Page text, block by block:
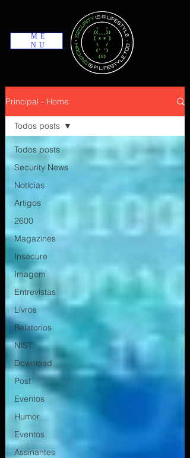
ME
NU
Principal - Home
Todos posts
Security News
Notícias
Artigos
2600
Magazines
Insecure
Imagem
Entrevistas
Livros
Relatorios
NIST
Download
Post
Eventos
Humor
Eventos
Assinantes
Todos posts